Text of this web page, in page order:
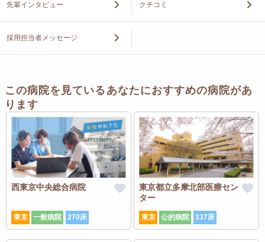
先輩インタビュー クチコミ
採用担当者メッセージ
この病院を見ているあなたにおすすめの病院があ
ります
西東京中央総合病院
東京 一般病院 270床
東京都立多摩北部医療セン
ター
東京 公的病院 337床